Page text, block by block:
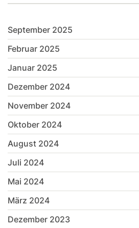
September 2025
Februar 2025
Januar 2025
Dezember 2024
November 2024
Oktober 2024
August 2024
Juli 2024
Mai 2024
März 2024
Dezember 2023